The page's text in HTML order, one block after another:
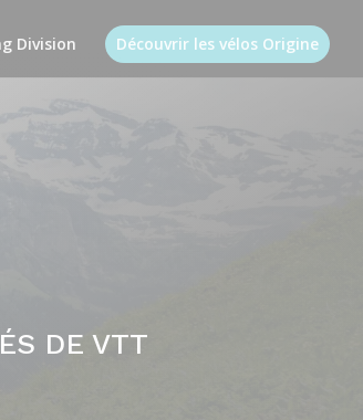
Division Découvrir les vélos Origine
DE VTT